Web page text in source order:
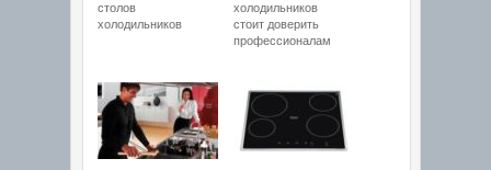
столов
холодильников
холодильников
стоит доверить
профессионалам